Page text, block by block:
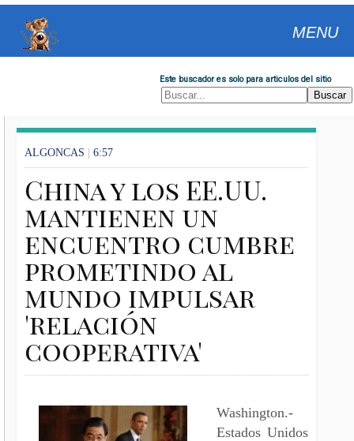
MENU
Este buscador es solo para articulos del sitio
ALGONCAS | 6:57
China y los EE.UU.
mantienen un
encuentro cumbre
prometindo al
mundo impulsar
'relación
cooperativa'
Washington.-
Estados Unidos